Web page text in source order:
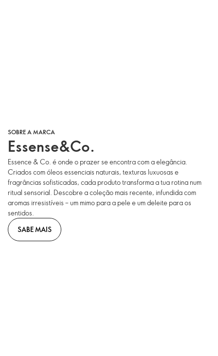
SOBRE A MARCA
Essense&Co.
Essence & Co. é onde o prazer se encontra com a elegância.
Criados com óleos essenciais naturais, texturas luxuosas e
fragrâncias sofisticadas, cada produto transforma a tua rotina num
ritual sensorial. Descobre a coleção mais recente, infundida com
aromas irresistíveis – um mimo para a pele e um deleite para os
sentidos.
SABE MAIS